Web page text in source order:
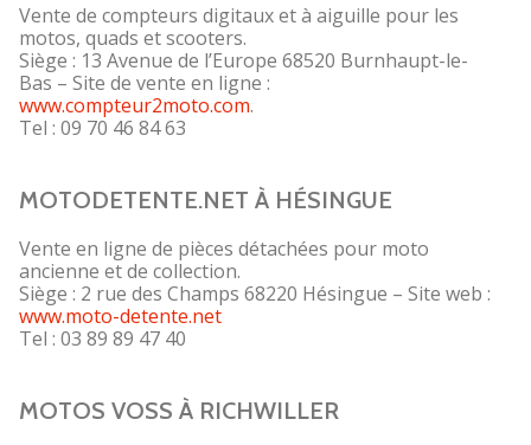
Vente de compteurs digitaux et à aiguille pour les
motos, quads et scooters.
Siège : 13 Avenue de l’Europe 68520 Burnhaupt-le-
Bas – Site de vente en ligne :
www.compteur2moto.com.
Tel : 09 70 46 84 63
MOTODETENTE.NET À HÉSINGUE
Vente en ligne de pièces détachées pour moto
ancienne et de collection.
Siège : 2 rue des Champs 68220 Hésingue – Site web :
www.moto-detente.net
Tel : 03 89 89 47 40
MOTOS VOSS À RICHWILLER